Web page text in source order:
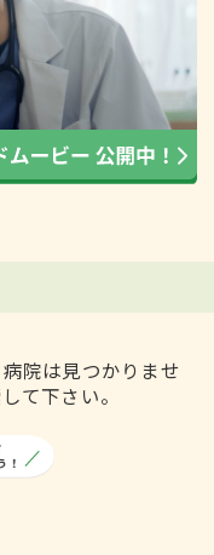
院は見つかりませ
て下さい。